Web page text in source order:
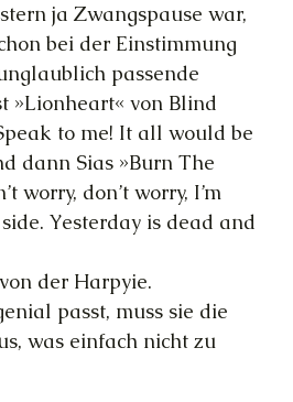
ja Zwangspause war,
bei der Einstimmung
passende
»Lionheart« von Blind
to me! It all would be
dann Sias »Burn The
worry, don’t worry, I’m
Yesterday is dead and
der Harpyie.
passt, muss sie die
was einfach nicht zu